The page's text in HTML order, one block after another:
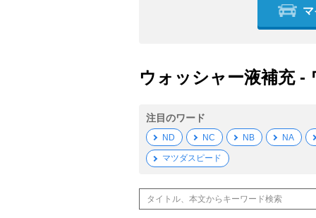
ウォッシャー液補充 -
注目のワード
ND NC NB NA
マツダスピード